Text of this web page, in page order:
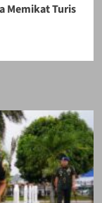
Memikat Turis